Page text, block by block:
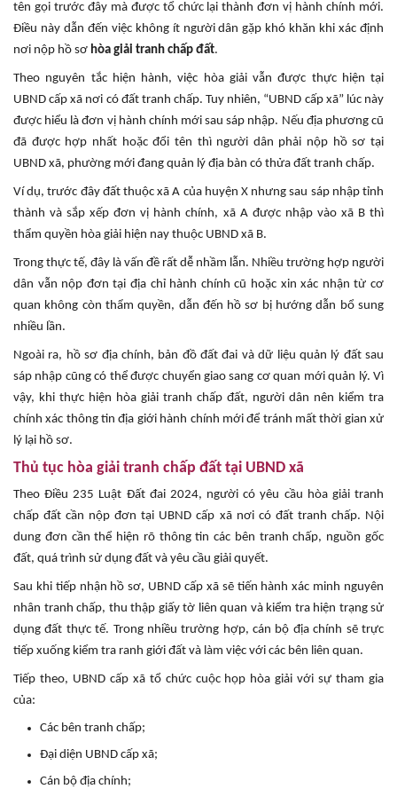
tên gọi trước đây mà được tổ chức lại thành đơn vị hành chính mới.
Điều này dẫn đến việc không ít người dân gặp khó khăn khi xác định
nơi nộp hồ sơ hòa giải tranh chấp đất.
Theo nguyên tắc hiện hành, việc hòa giải vẫn được thực hiện tại
UBND cấp xã nơi có đất tranh chấp. Tuy nhiên, “UBND cấp xã” lúc này
được hiểu là đơn vị hành chính mới sau sáp nhập. Nếu địa phương cũ
đã được hợp nhất hoặc đổi tên thì người dân phải nộp hồ sơ tại
UBND xã, phường mới đang quản lý địa bàn có thửa đất tranh chấp.
Ví dụ, trước đây đất thuộc xã A của huyện X nhưng sau sáp nhập tỉnh
thành và sắp xếp đơn vị hành chính, xã A được nhập vào xã B thì
thẩm quyền hòa giải hiện nay thuộc UBND xã B.
Trong thực tế, đây là vấn đề rất dễ nhầm lẫn. Nhiều trường hợp người
dân vẫn nộp đơn tại địa chỉ hành chính cũ hoặc xin xác nhận từ cơ
quan không còn thẩm quyền, dẫn đến hồ sơ bị hướng dẫn bổ sung
nhiều lần.
Ngoài ra, hồ sơ địa chính, bản đồ đất đai và dữ liệu quản lý đất sau
sáp nhập cũng có thể được chuyển giao sang cơ quan mới quản lý. Vì
vậy, khi thực hiện hòa giải tranh chấp đất, người dân nên kiểm tra
chính xác thông tin địa giới hành chính mới để tránh mất thời gian xử
lý lại hồ sơ.
Thủ tục hòa giải tranh chấp đất tại UBND xã
Theo Điều 235 Luật Đất đai 2024, người có yêu cầu hòa giải tranh
chấp đất cần nộp đơn tại UBND cấp xã nơi có đất tranh chấp. Nội
dung đơn cần thể hiện rõ thông tin các bên tranh chấp, nguồn gốc
đất, quá trình sử dụng đất và yêu cầu giải quyết.
Sau khi tiếp nhận hồ sơ, UBND cấp xã sẽ tiến hành xác minh nguyên
nhân tranh chấp, thu thập giấy tờ liên quan và kiểm tra hiện trạng sử
dụng đất thực tế. Trong nhiều trường hợp, cán bộ địa chính sẽ trực
tiếp xuống kiểm tra ranh giới đất và làm việc với các bên liên quan.
Tiếp theo, UBND cấp xã tổ chức cuộc họp hòa giải với sự tham gia
của:
Các bên tranh chấp;
Đại diện UBND cấp xã;
Cán bộ địa chính;